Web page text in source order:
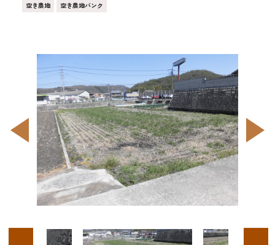
空き農地 空き農地バンク